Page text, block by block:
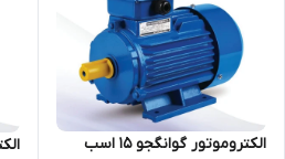
الکتروموتور گوانگجو 15 اسب